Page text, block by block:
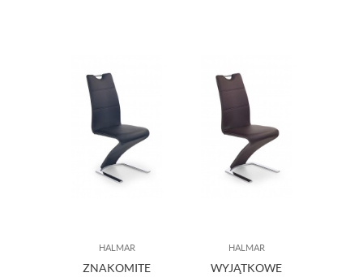
HALMAR
ZNAKOMITE
HALMAR
WYJĄTKOWE